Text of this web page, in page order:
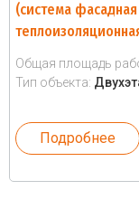
(система фасадная
Общая площадь
Тип объекта:
Подробнее